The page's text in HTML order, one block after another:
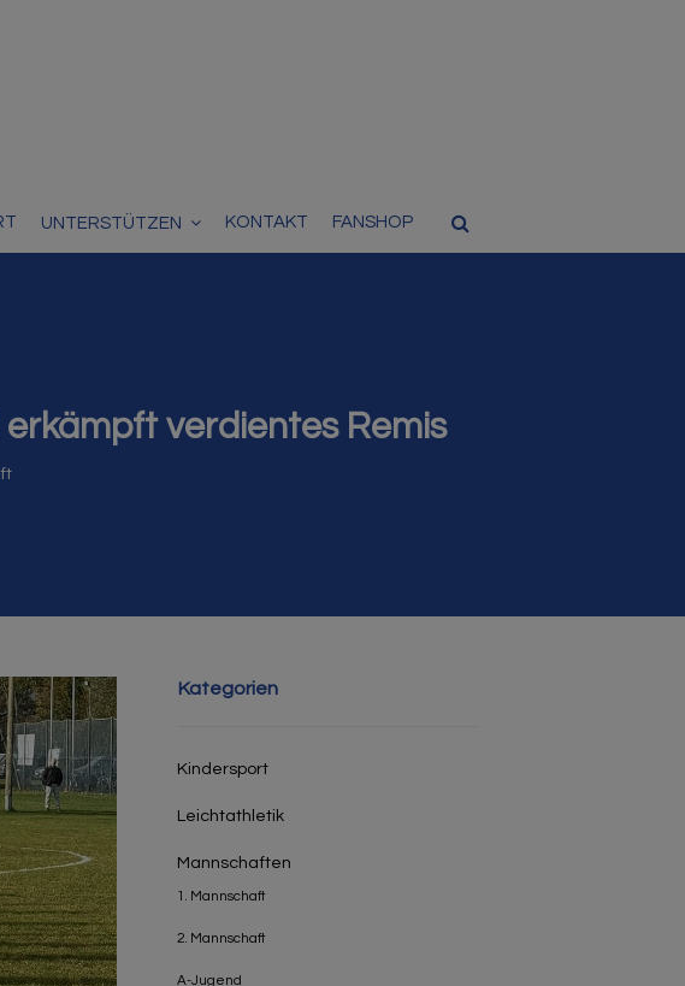
UNTERSTÜTZEN KONTAKT FANSHOP
verdientes Remis
Kategorien
Kindersport
Leichtathletik
Mannschaften
1. Mannschaft
2. Mannschaft
A-Jugend